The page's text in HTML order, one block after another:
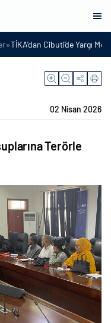
»TİKA’dan Cibuti’de Yargı
02 Nisan 2026
Terörle